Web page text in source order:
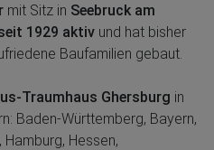
mit Sitz in Seebruck am
1929 aktiv und hat bisher
Baufamilien gebaut.
Traumhaus Ghersburg in
Baden-Württemberg, Bayern,
Hamburg, Hessen,